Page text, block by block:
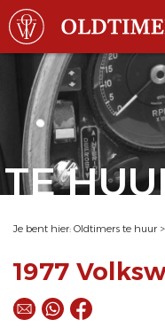
TE
Je bent hier: Oldtimers te huur >
1977